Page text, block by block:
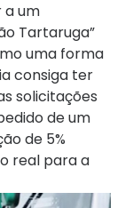
a um
Tartaruga”
uma forma
consiga ter
solicitações
de um
de 5%
real para a